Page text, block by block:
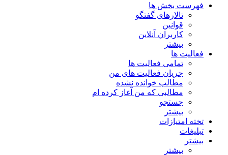
فهرست بخش ها
تالارهای گفتگو
قوانین
کاربران آنلاین
بیشتر
فعالیت ها
تمامی فعالیت ها
جریان فعالیت های من
مطالب خوانده نشده
مطالبی که من آغاز کرده ام
جستجو
بیشتر
تخته امتیازات
تبلیغات
بیشتر
بیشتر